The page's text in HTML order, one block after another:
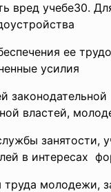
вред учебе30.
ее
усилия
законодательной
властей,
занятости,
в интересах
труда молодежи,